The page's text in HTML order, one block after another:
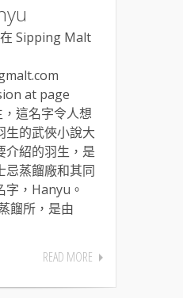
Sipping Malt
at page
這名字令人想
生的武俠小說大
介紹的羽生，是
忌蒸餾廠和其同
字，Hanyu。
餾所，是由
READ MORE